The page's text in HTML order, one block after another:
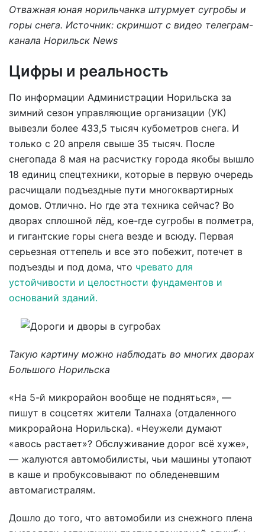
Отважная юная норильчанка штурмует сугробы и
горы снега. Источник: скриншот с видео телеграм-
канала Норильск News
Цифры и реальность
По информации Администрации Норильска за
зимний сезон управляющие организации (УК)
вывезли более 433,5 тысяч кубометров снега. И
только с 20 апреля свыше 35 тысяч. После
снегопада 8 мая на расчистку города якобы вышло
18 единиц спецтехники, которые в первую очередь
расчищали подъездные пути многоквартирных
домов. Отлично. Но где эта техника сейчас? Во
дворах сплошной лёд, кое-где сугробы в полметра,
и гигантские горы снега везде и всюду. Первая
серьезная оттепель и все это побежит, потечет в
подъезды и под дома, что чревато для
устойчивости и целостности фундаментов и
оснований зданий.
Такую картину можно наблюдать во многих дворах
Большого Норильска
«На 5-й микрорайон вообще не подняться», —
пишут в соцсетях жители Талнаха (отдаленного
микрорайона Норильска). «Неужели думают
«авось растает»? Обслуживание дорог всё хуже»,
— жалуются автомобилисты, чьи машины утопают
в каше и пробуксовывают по обледеневшим
автомагистралям.
Дошло до того, что автомобили из снежного плена